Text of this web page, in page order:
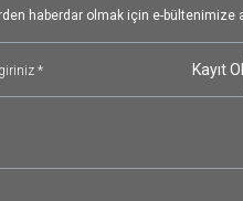
haberdar olmak için e-bültenimize
Kayıt Ol